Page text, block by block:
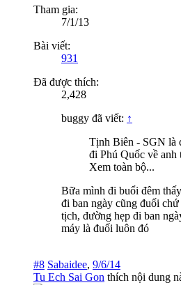
Tham gia:
7/1/13
Bài viết:
931
Đã được thích:
2,428
buggy đã viết: ↑
Tịnh Biên - SGN là
đi Phú Quốc về anh
Xem toàn bộ...
Bữa mình đi buổi đêm
đi ban ngày cũng đuối
tịch, đường hẹp đi ban
máy là đuối luôn đó
#8 Sabaidee, 9/6/14
Tu Ech Sai Gon thích nội dung